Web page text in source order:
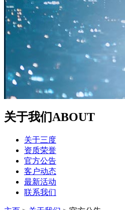
关于我们ABOUT
关于三度
资质荣誉
官方公告
客户动态
最新活动
联系我们